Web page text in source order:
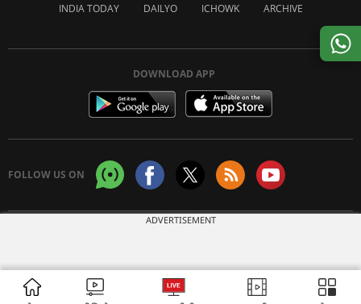
INDIA TODAY DAILYO ICHOWK ARCHIVE
DOWNLOAD APP
FOLLOW US ON
ADVERTISEMENT